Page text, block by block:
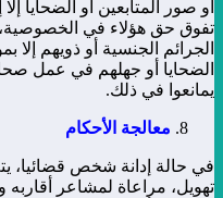
أو صور المتابعين أو الضحايا
تفوق حق هؤلاء في
الجرائم الجنسية أو ذويهم
الضحايا أو جهلهم في عمل
يمانعوا في ذلك.
معالجة الأحكام
في حالة إدانة شخص قضائيا، يتم
تهويل، مراعاة لمشاعر أقاربه